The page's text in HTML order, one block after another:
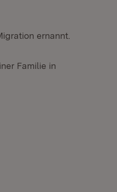
ernannt.
Familie in